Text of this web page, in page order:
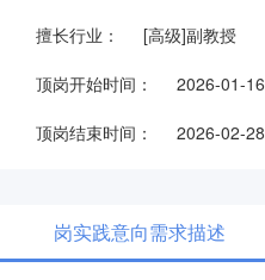
擅长行业： [高级]副教授
顶岗开始时间： 2026-01-16
顶岗结束时间： 2026-02-28
岗实践意向需求描述